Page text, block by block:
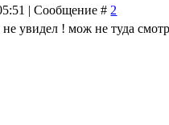
| Сообщение # 2
увидел ! мож не туда